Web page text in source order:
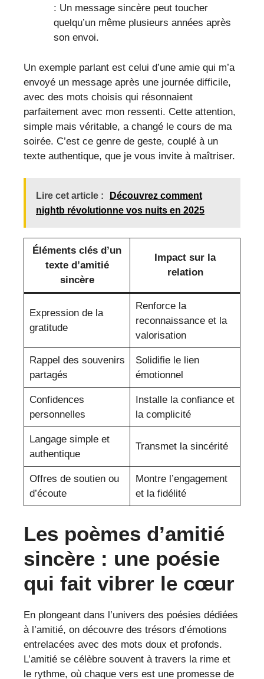
: Un message sincère peut toucher
quelqu’un même plusieurs années après
son envoi.
Un exemple parlant est celui d’une amie qui m’a
envoyé un message après une journée difficile,
avec des mots choisis qui résonnaient
parfaitement avec mon ressenti. Cette attention,
simple mais véritable, a changé le cours de ma
soirée. C’est ce genre de geste, couplé à un
texte authentique, que je vous invite à maîtriser.
Lire cet article :
Découvrez comment
nightb révolutionne vos nuits en 2025
Éléments clés d’un
texte d’amitié
sincère
Impact sur la
relation
Expression de la
gratitude
Renforce la
reconnaissance et la
valorisation
Rappel des souvenirs
partagés
Solidifie le lien
émotionnel
Confidences
personnelles
Installe la confiance et
la complicité
Langage simple et
authentique
Transmet la sincérité
Offres de soutien ou
d’écoute
Montre l’engagement
et la fidélité
Les poèmes d’amitié
sincère : une poésie
qui fait vibrer le cœur
En plongeant dans l’univers des poésies dédiées
à l’amitié, on découvre des trésors d’émotions
entrelacées avec des mots doux et profonds.
L’amitié se célèbre souvent à travers la rime et
le rythme, où chaque vers est une promesse de